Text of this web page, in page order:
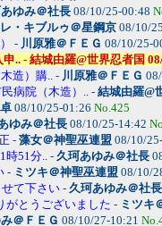
ゆみ＠社長 08/10/25-00:48
・キブルゥ＠星鋼京 08/10/
- 川原雅＠ＦＥＧ 08/10/25-
.. - 結城由羅@世界忍者国
造）購.. - 川原雅＠ＦＥＧ
病院（木造）.. - 結城由羅@
08/10/25-01:26 No.425
ゆみ＠社長 08/10/25-14:42
- 藻女＠神聖巫連盟 08/10/
時51分.. - 久珂あゆみ＠社長
- ミツキ＠神聖巫連盟 08/10/
て下さい- 久珂あゆみ＠社長
がとうございました - ミツキ
＠ＦＥＧ 08/10/27-10:21